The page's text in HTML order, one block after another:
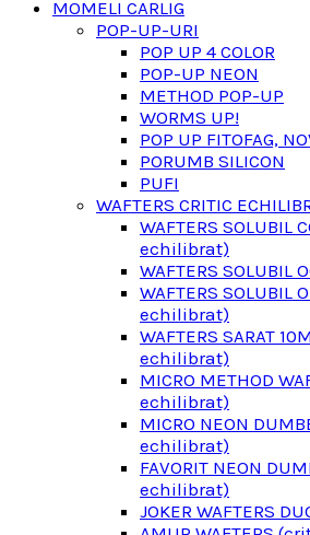
MOMELI CARLIG
POP-UP-URI
POP UP 4 COLOR
POP-UP NEON
METHOD POP-UP
WORMS UP!
POP UP FITOFAG,
PORUMB SILICON
PUFI
WAFTERS CRITIC
WAFTERS SOLUBIL
echilibrat)
WAFTERS SOLUBIL
WAFTERS SOLUBIL
echilibrat)
WAFTERS SARAT
echilibrat)
MICRO METHOD
echilibrat)
MICRO NEON
echilibrat)
FAVORIT NEON
echilibrat)
JOKER WAFTERS